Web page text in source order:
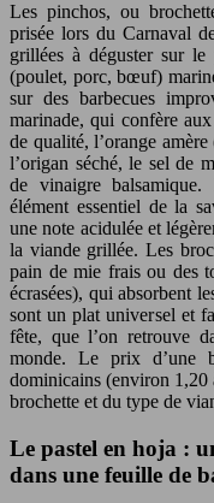
Les pinchos, ou
prisée lors du Carnaval
grillées à déguster sur
(poulet, porc, bœuf)
sur des barbecues
marinade, qui confère
de qualité, l’orange
l’origan séché, le sel de
de vinaigre
élément essentiel de la
une note acidulée et
la viande grillée. Les
pain de mie frais ou des
écrasées), qui absorbent
sont un plat universel et
fête, que l’on retrouve
monde. Le prix d’une
dominicains (environ 1,20
brochette et du type de
Le pastel en hoja :
dans une feuille de